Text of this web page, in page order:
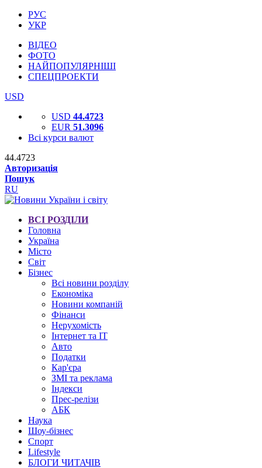
РУС
УКР
ВІДЕО
ФОТО
НАЙПОПУЛЯРНІШІ
СПЕЦПРОЕКТИ
USD
USD 44.4723
EUR 51.3096
Всі курси валют
44.4723
Авторизація
Пошук
RU
ВСІ РОЗДІЛИ
Головна
Україна
Місто
Світ
Бізнес
Всі новини розділу
Економіка
Новини компаній
Фінанси
Нерухомість
Інтернет та IT
Авто
Податки
Кар'єра
ЗМІ та реклама
Індекси
Прес-релізи
АБК
Наука
Шоу-бізнес
Спорт
Lifestyle
БЛОГИ ЧИТАЧІВ